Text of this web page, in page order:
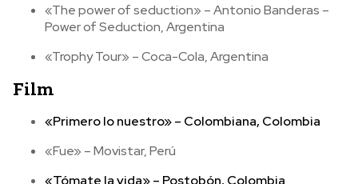
«The power of seduction» – Antonio Banderas –
Power of Seduction, Argentina
«Trophy Tour» – Coca-Cola, Argentina
Film
«Primero lo nuestro» – Colombiana, Colombia
«Fue» – Movistar, Perú
«Tómate la vida» – Postobón, Colombia